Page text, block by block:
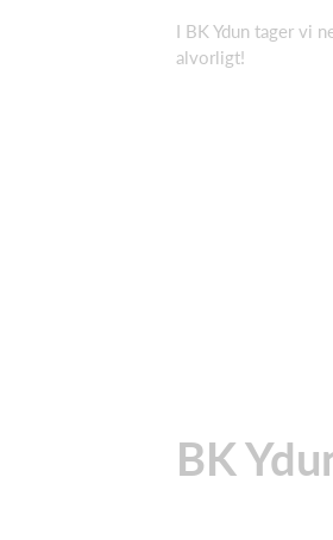
I BK Ydun tager vi
alvorligt!
BK